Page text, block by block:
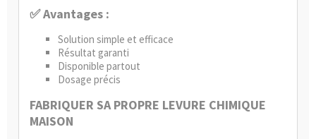
✅ Avantages :
Solution simple et efficace
Résultat garanti
Disponible partout
Dosage précis
FABRIQUER SA PROPRE LEVURE CHIMIQUE
MAISON